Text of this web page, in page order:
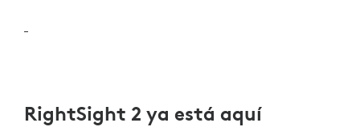
RightSight 2 ya está aquí